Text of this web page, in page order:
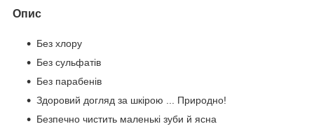
Опис
Без хлору
Без сульфатів
Без парабенів
Здоровий догляд за шкірою ... Природно!
Безпечно чистить маленькі зуби й ясна